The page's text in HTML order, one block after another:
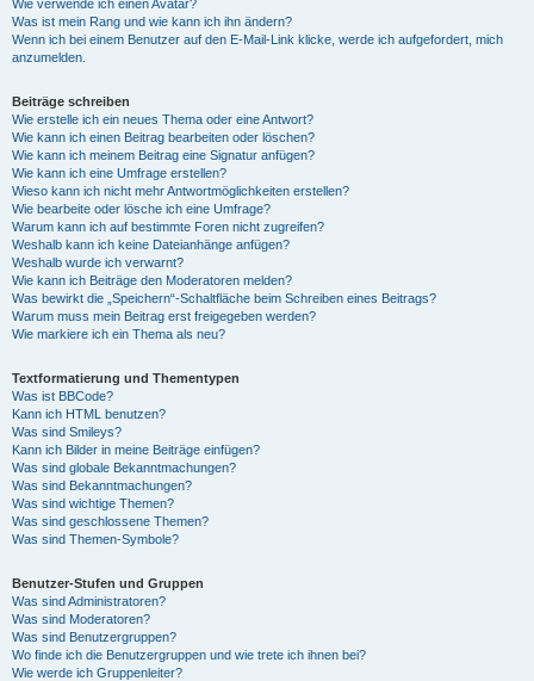
Wie verwende ich einen Avatar?
Was ist mein Rang und wie kann ich ihn ändern?
Wenn ich bei einem Benutzer auf den E-Mail-Link klicke, werde ich aufgefordert, mich
anzumelden.
Beiträge schreiben
Wie erstelle ich ein neues Thema oder eine Antwort?
Wie kann ich einen Beitrag bearbeiten oder löschen?
Wie kann ich meinem Beitrag eine Signatur anfügen?
Wie kann ich eine Umfrage erstellen?
Wieso kann ich nicht mehr Antwortmöglichkeiten erstellen?
Wie bearbeite oder lösche ich eine Umfrage?
Warum kann ich auf bestimmte Foren nicht zugreifen?
Weshalb kann ich keine Dateianhänge anfügen?
Weshalb wurde ich verwarnt?
Wie kann ich Beiträge den Moderatoren melden?
Was bewirkt die „Speichern“-Schaltfläche beim Schreiben eines Beitrags?
Warum muss mein Beitrag erst freigegeben werden?
Wie markiere ich ein Thema als neu?
Textformatierung und Thementypen
Was ist BBCode?
Kann ich HTML benutzen?
Was sind Smileys?
Kann ich Bilder in meine Beiträge einfügen?
Was sind globale Bekanntmachungen?
Was sind Bekanntmachungen?
Was sind wichtige Themen?
Was sind geschlossene Themen?
Was sind Themen-Symbole?
Benutzer-Stufen und Gruppen
Was sind Administratoren?
Was sind Moderatoren?
Was sind Benutzergruppen?
Wo finde ich die Benutzergruppen und wie trete ich ihnen bei?
Wie werde ich Gruppenleiter?